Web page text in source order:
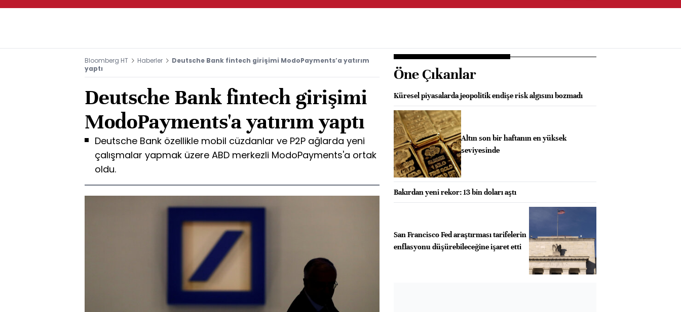
Bloomberg HT Haberler
Deutsche Bank fintech girişimi ModoPayments’a yatırım
yaptı
Deutsche Bank fintech girişimi
ModoPayments'a yatırım yaptı
Deutsche Bank özellikle mobil cüzdanlar ve P2P ağlarda yeni
çalışmalar yapmak üzere ABD merkezli ModoPayments'a ortak
oldu.
Öne Çıkanlar
Küresel piyasalarda jeopolitik endişe risk algısını bozmadı
Altın son bir haftanın en yüksek
seviyesinde
Bakırdan yeni rekor: 13 bin doları aştı
San Francisco Fed araştırması tarifelerin
enflasyonu düşürebileceğine işaret etti